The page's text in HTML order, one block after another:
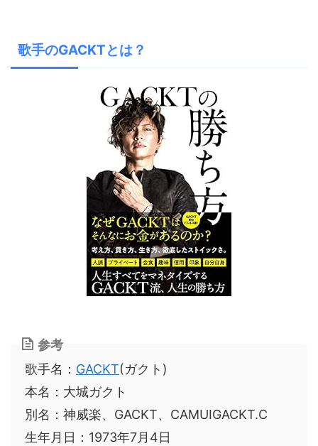
歌手のGACKTとは？
参考
歌手名： GACKT(ガクト)
本名：大城ガクト
別名：神威楽、GACKT、CAMUIGACKT.C
生年月日：1973年7月4日